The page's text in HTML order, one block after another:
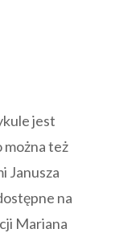
jest
można też
Janusza
na
Mariana